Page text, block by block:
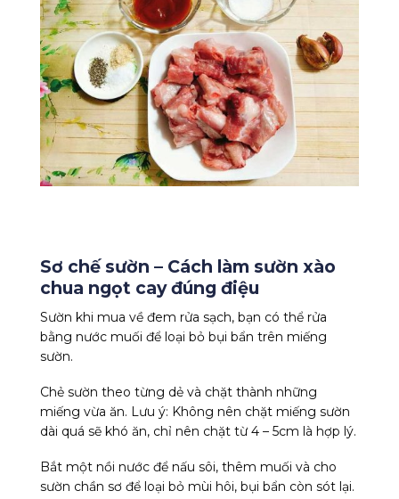
Sơ chế sườn – Cách làm sườn xào
chua ngọt cay đúng điệu
Sườn khi mua về đem rửa sạch, bạn có thể rửa
bằng nước muối để loại bỏ bụi bẩn trên miếng
sườn.
Chẻ sườn theo từng dẻ và chặt thành những
miếng vừa ăn. Lưu ý: Không nên chặt miếng sườn
dài quá sẽ khó ăn, chỉ nên chặt từ 4 – 5cm là hợp lý.
Bắt một nồi nước để nấu sôi, thêm muối và cho
sườn chần sơ để loại bỏ mùi hôi, bụi bẩn còn sót lại.